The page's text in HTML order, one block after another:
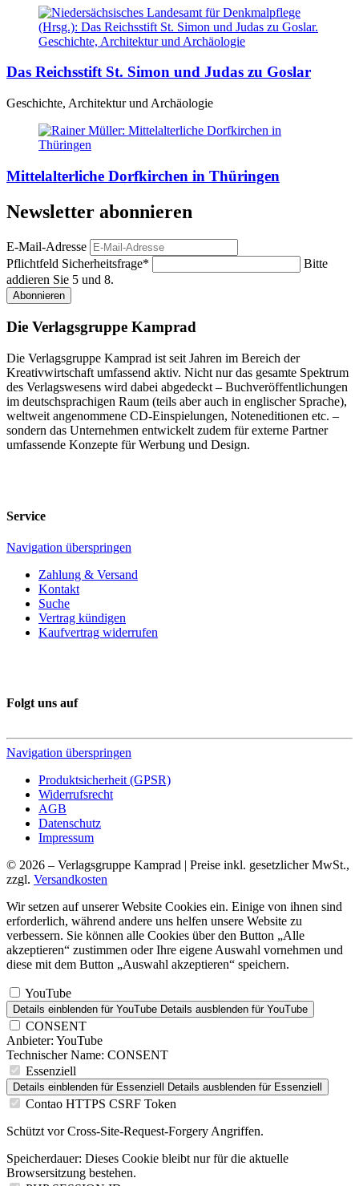
Das Reichsstift St. Simon und Judas zu Goslar
Geschichte, Architektur und Archäologie
Mittelalterliche Dorfkirchen in Thüringen
Newsletter abonnieren
E-Mail-Adresse
Pflichtfeld Sicherheitsfrage*
Bitte
addieren Sie 5 und 8.
Abonnieren
Die Verlagsgruppe Kamprad
Die Verlagsgruppe Kamprad ist seit Jahren im Bereich der
Kreativwirtschaft umfassend aktiv. Nicht nur das gesamte Spektrum
des Verlagswesens wird dabei abgedeckt – Buchveröffentlichungen
im deutschsprachigen Raum (teils aber auch in englischer Sprache),
weltweit angenommene CD-Einspielungen, Noteneditionen etc. –
sondern das Unternehmen entwickelt zudem für externe Partner
umfassende Konzepte für Werbung und Design.
Service
Navigation überspringen
Zahlung & Versand
Kontakt
Suche
Vertrag kündigen
Kaufvertrag widerrufen
Folgt uns auf
Navigation überspringen
Produktsicherheit (GPSR)
Widerrufsrecht
AGB
Datenschutz
Impressum
© 2026 – Verlagsgruppe Kamprad | Preise inkl. gesetzlicher MwSt.,
zzgl. Versandkosten
Wir setzen auf unserer Website Cookies ein. Einige von ihnen sind
erforderlich, während andere uns helfen unsere Website zu
verbessern. Sie können alle Cookies über den Button „Alle
akzeptieren“ zustimmen oder Ihre eigene Auswahl vornehmen und
diese mit dem Button „Auswahl akzeptieren“ speichern.
YouTube
Details einblenden für YouTube Details ausblenden für YouTube
CONSENT
Anbieter: YouTube
Technischer Name: CONSENT
Essenziell
Details einblenden für Essenziell Details ausblenden für Essenziell
Contao HTTPS CSRF Token
Schützt vor Cross-Site-Request-Forgery Angriffen.
Speicherdauer: Dieses Cookie bleibt nur für die aktuelle
Browsersitzung bestehen.